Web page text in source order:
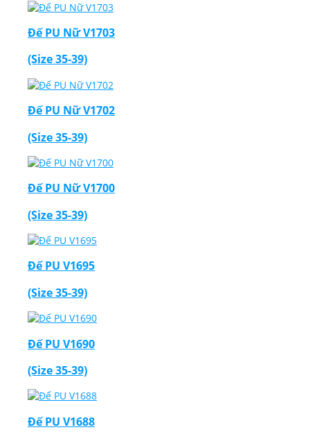
Đế PU Nữ V1703
(Size 35-39)
Đế PU Nữ V1702
(Size 35-39)
Đế PU Nữ V1700
(Size 35-39)
Đế PU V1695
(Size 35-39)
Đế PU V1690
(Size 35-39)
Đế PU V1688